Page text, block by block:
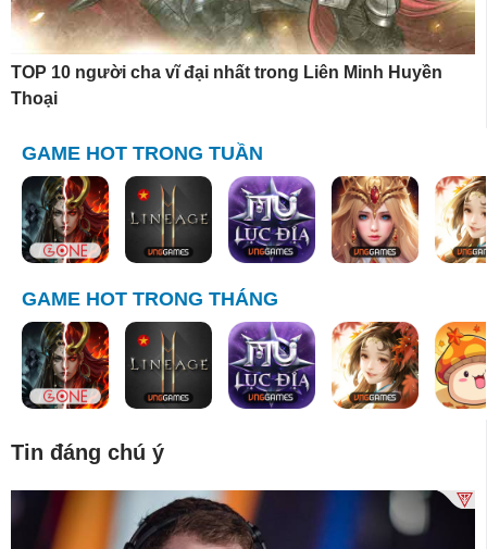
TOP 10 người cha vĩ đại nhất trong Liên Minh Huyền
Thoại
GAME HOT TRONG TUẦN
GAME HOT TRONG THÁNG
Tin đáng chú ý